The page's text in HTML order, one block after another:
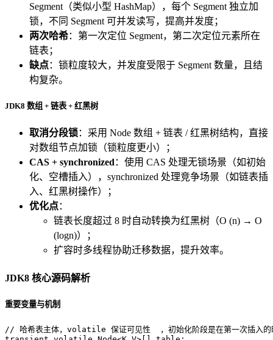
Segment（类似小型 HashMap），每个 Segment 独立加
锁，不同 Segment 可并发读写，提高并发度；
两次哈希：第一次定位 Segment，第二次定位元素所在
链表；
缺点：锁粒度较大，并发度受限于 Segment 数量，且结
构复杂。
JDK8 数组 + 链表 + 红黑树
取消分段锁 ：采用 Node 数组 + 链表 / 红黑树结构，直接
对数组节点加锁（锁粒度更小）；
CAS + synchronized ：使用 CAS 处理无锁场景（如初始
化、空槽插入），synchronized 处理竞争场景（如链表插
入、红黑树操作）；
优化点：
链表长度超过 8 时自动转换为红黑树（O (n) → O
(logn)）；
扩容时多线程协助迁移数据，提升效率。
JDK8 核心源码解析
重要变量与机制
// 哈希表主体，volatile 保证可见性  ，初始化阶段是在第一次插入的